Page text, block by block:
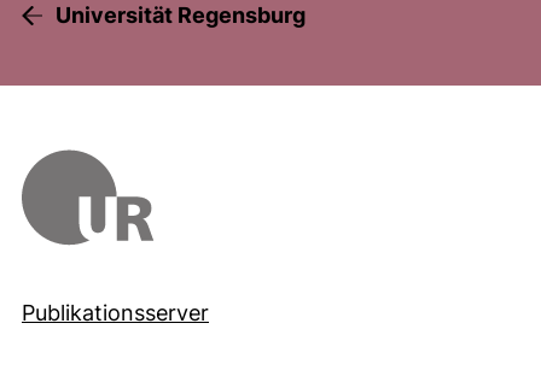
Universität Regensburg
Publikationsserver